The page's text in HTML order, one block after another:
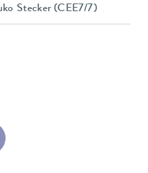
Stecker (CEE7/7)